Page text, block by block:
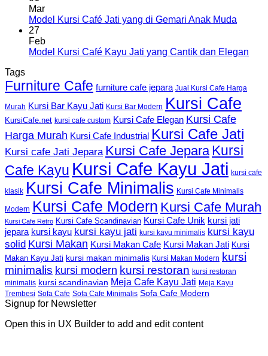
Mar
Model Kursi Café Jati yang di Gemari Anak Muda
27
Feb
Model Kursi Café Kayu Jati yang Cantik dan Elegan
Tags
Furniture Cafe furniture cafe jepara Jual Kursi Cafe Harga
Murah Kursi Bar Kayu Jati Kursi Bar Modern Kursi Cafe
KursiCafe.net kursi cafe custom Kursi Cafe Elegan Kursi Cafe
Harga Murah Kursi Cafe Industrial Kursi Cafe Jati
Kursi cafe Jati Jepara Kursi Cafe Jepara Kursi
Cafe Kayu Kursi Cafe Kayu Jati kursi cafe
klasik Kursi Cafe Minimalis Kursi Cafe Minimalis
Modern Kursi Cafe Modern Kursi Cafe Murah
Kursi Cafe Retro Kursi Cafe Scandinavian Kursi Cafe Unik kursi jati
jepara kursi kayu kursi kayu jati kursi kayu minimalis kursi kayu
solid Kursi Makan Kursi Makan Cafe Kursi Makan Jati Kursi
Makan Kayu Jati kursi makan minimalis Kursi Makan Modern
kursi
minimalis kursi modern kursi restoran kursi restoran
minimalis kursi scandinavian Meja Cafe Kayu Jati Meja Kayu
Trembesi Sofa Cafe Sofa Cafe Minimalis Sofa Cafe Modern
Signup for Newsletter
Open this in UX Builder to add and edit content